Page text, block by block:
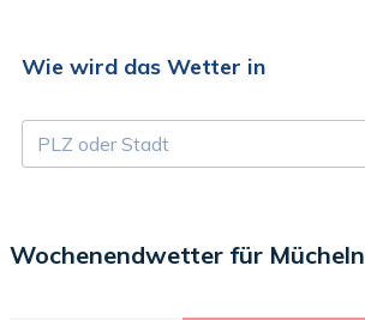
Wie wird das Wetter in
Wochenendwetter für